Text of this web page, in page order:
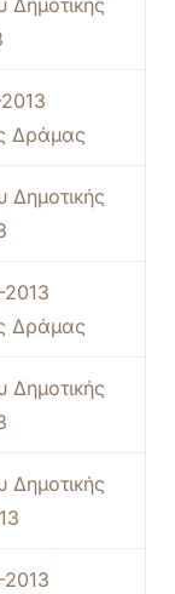
Δράμας
Δράμας